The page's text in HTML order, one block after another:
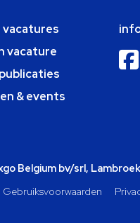
vacatures
vacature
& events
Belgium bv/srl,
Gebruiksvoorwaarden